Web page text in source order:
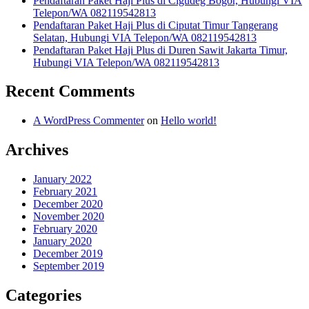
Telepon/WA 082119542813
Pendaftaran Paket Haji Plus di Ciputat Timur Tangerang
Selatan, Hubungi VIA Telepon/WA 082119542813
Pendaftaran Paket Haji Plus di Duren Sawit Jakarta Timur,
Hubungi VIA Telepon/WA 082119542813
Recent Comments
A WordPress Commenteron Hello world!
Archives
January 2022
February 2021
December 2020
November 2020
February 2020
January 2020
December 2019
September 2019
Categories